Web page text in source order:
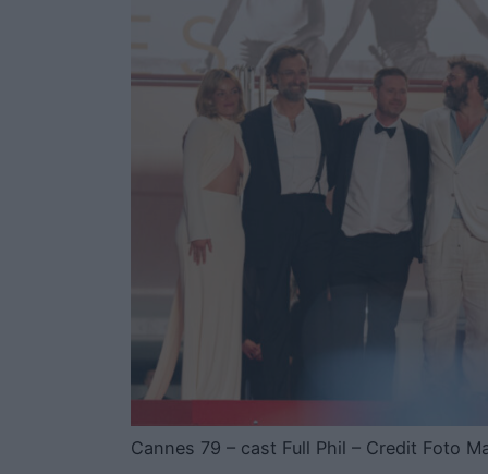
Cannes 79 – cast Full Phil – Credit Foto